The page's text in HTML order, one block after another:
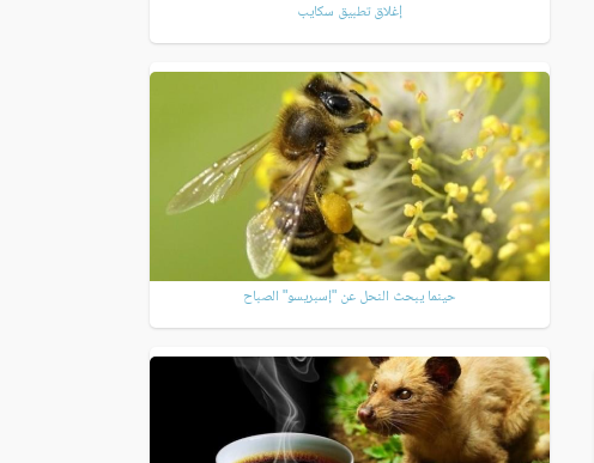
إغلاق تطبيق سكايب
حينما يبحث النحل عن "إسبريسو" الصباح